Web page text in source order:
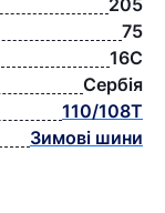
205
75
16C
Сербія
110/108T
Зимові шини